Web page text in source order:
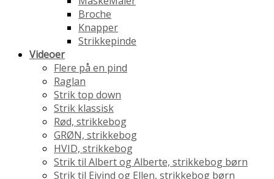
Broche
Knapper
Strikkepinde
Videoer
Flere på en pind
Raglan
Strik top down
Strik klassisk
Rød, strikkebog
GRØN, strikkebog
HVID, strikkebog
Strik til Albert og Alberte, strikkebog børn
Strik til Ejvind og Ellen, strikkebog børn